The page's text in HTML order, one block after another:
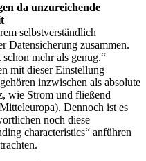
da unzureichende
selbstverständlich
Datensicherung zusammen.
mehr als genug.“
mit dieser Einstellung
inzwischen als absolute
wie Strom und fließend
Dennoch ist es
noch diese
characteristics“ anführen